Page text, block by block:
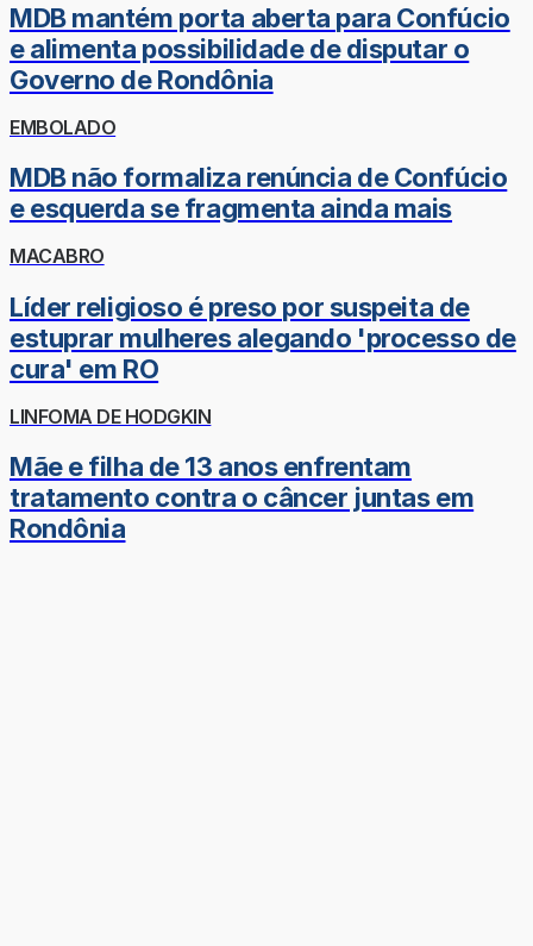
MDB mantém porta aberta para Confúcio
e alimenta possibilidade de disputar o
Governo de Rondônia
EMBOLADO
MDB não formaliza renúncia de Confúcio
e esquerda se fragmenta ainda mais
MACABRO
Líder religioso é preso por suspeita de
estuprar mulheres alegando 'processo de
cura' em RO
LINFOMA DE HODGKIN
Mãe e filha de 13 anos enfrentam
tratamento contra o câncer juntas em
Rondônia